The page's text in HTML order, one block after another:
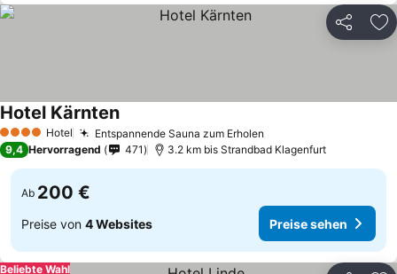
Teilen
4 Sterne Hotel Entspannende Sauna zum Erholen
Hotel Kärnten
9,4 Hervorragend 471 3.2 km bis Strandbad Klagenfurt
Ab 200 €
Preise von 4 Websites Preise sehen
Beliebte Wahl